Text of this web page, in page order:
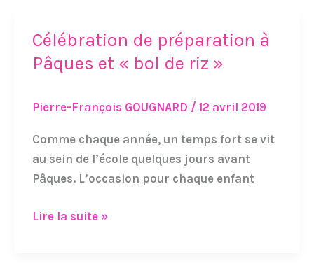
Célébration de préparation à
Pâques et « bol de riz »
Pierre-François GOUGNARD / 12 avril 2019
Comme chaque année, un temps fort se vit
au sein de l’école quelques jours avant
Pâques. L’occasion pour chaque enfant
Célébration
de
préparation
Pâques
et
« bol
de
Lire la suite »